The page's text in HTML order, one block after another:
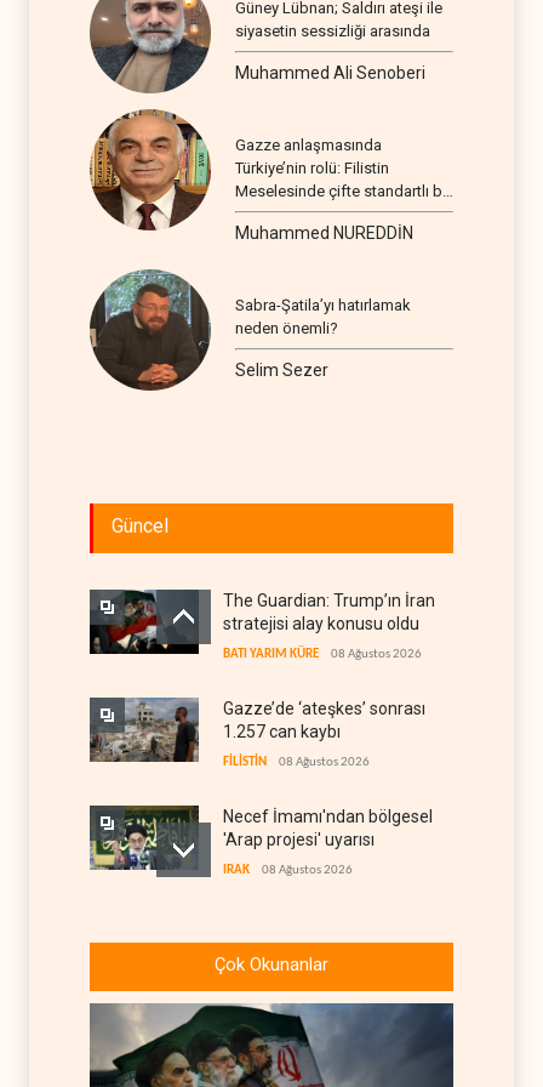
Güney Lübnan; Saldırı ateşi ile
siyasetin sessizliği arasında
Muhammed Ali Senoberi
Gazze anlaşmasında
Türkiye’nin rolü: Filistin
Meselesinde çifte standartlı bir
seyir
Muhammed NUREDDİN
Sabra-Şatila’yı hatırlamak
neden önemli?
Selim Sezer
Güncel
The Guardian: Trump’ın İran
stratejisi alay konusu oldu
BATI YARIM KÜRE 08 Ağustos 2026
Gazze’de ‘ateşkes’ sonrası
1.257 can kaybı
FİLİSTİN 08 Ağustos 2026
Necef İmamı'ndan bölgesel
'Arap projesi' uyarısı
IRAK 08 Ağustos 2026
da yetmedi: Hürmüz’de
gemi vuruldu
Suudi Arabistan, kendisini
savaş sonrası Körfez'e
hazırlıyor
Çok Okunanlar